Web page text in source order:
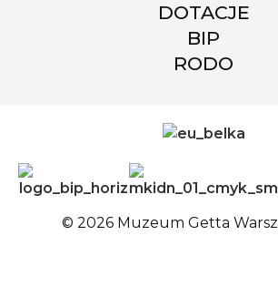
DOTACJE
BIP
RODO
© 2026 Muzeum Getta